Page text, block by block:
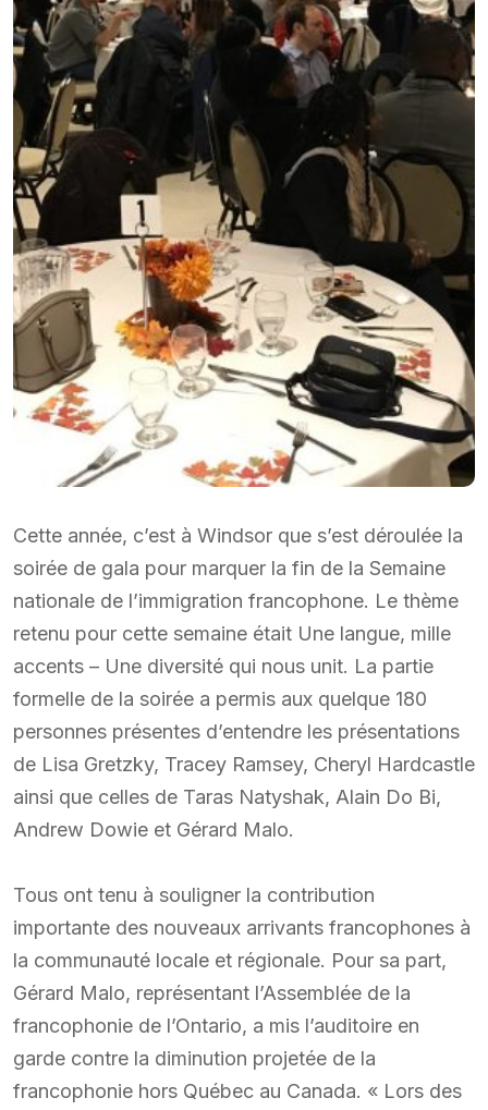
Cette année, c’est à Windsor que s’est déroulée la
soirée de gala pour marquer la fin de la Semaine
nationale de l’immigration francophone. Le thème
retenu pour cette semaine était Une langue, mille
accents – Une diversité qui nous unit. La partie
formelle de la soirée a permis aux quelque 180
personnes présentes d’entendre les présentations
de Lisa Gretzky, Tracey Ramsey, Cheryl Hardcastle
ainsi que celles de Taras Natyshak, Alain Do Bi,
Andrew Dowie et Gérard Malo.
Tous ont tenu à souligner la contribution
importante des nouveaux arrivants francophones à
la communauté locale et régionale. Pour sa part,
Gérard Malo, représentant l’Assemblée de la
francophonie de l’Ontario, a mis l’auditoire en
garde contre la diminution projetée de la
francophonie hors Québec au Canada. « Lors des